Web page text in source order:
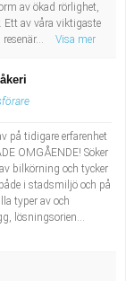
av ökad rörlighet,
av våra viktigaste
Visa mer
på tidigare erfarenhet
OMGÅENDE! Söker
bilkörning och tycker
i stadsmiljö och på
typer av och
lösningsorien...